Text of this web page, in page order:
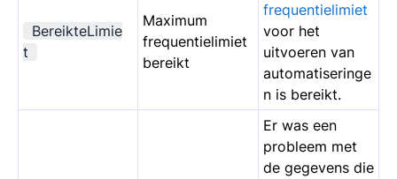
BereikteLimie
t
Maximum
frequentielimiet
bereikt
frequentielimiet
voor het
uitvoeren van
automatiseringe
n is bereikt.
Er was een
probleem met
de gegevens die